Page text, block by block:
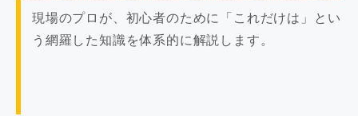
現場のプロが、初心者のために「これだけは」とい
う網羅した知識を体系的に解説します。